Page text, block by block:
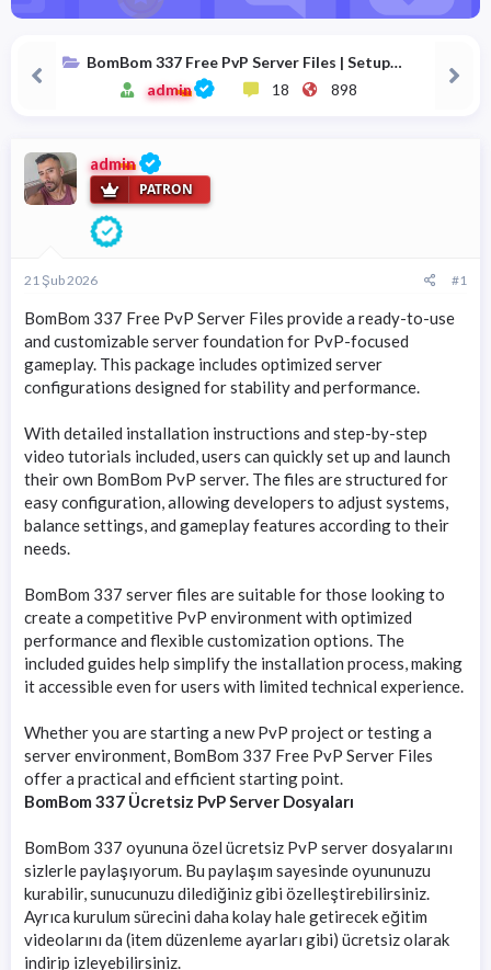
n
a
h
i
BomBom 337 Free PvP Server Files | Setup
Guide & Video Tutorials Included
admin 18 898
admin
PATRON
21 Şub 2026 #1
BomBom 337 Free PvP Server Files provide a ready-to-use
and customizable server foundation for PvP-focused
gameplay. This package includes optimized server
configurations designed for stability and performance.
With detailed installation instructions and step-by-step
video tutorials included, users can quickly set up and launch
their own BomBom PvP server. The files are structured for
easy configuration, allowing developers to adjust systems,
balance settings, and gameplay features according to their
needs.
BomBom 337 server files are suitable for those looking to
create a competitive PvP environment with optimized
performance and flexible customization options. The
included guides help simplify the installation process, making
it accessible even for users with limited technical experience.
Whether you are starting a new PvP project or testing a
server environment, BomBom 337 Free PvP Server Files
offer a practical and efficient starting point.
BomBom 337 Ücretsiz PvP Server Dosyaları
BomBom 337 oyununa özel ücretsiz PvP server dosyalarını
sizlerle paylaşıyorum. Bu paylaşım sayesinde oyununuzu
kurabilir, sunucunuzu dilediğiniz gibi özelleştirebilirsiniz.
Ayrıca kurulum sürecini daha kolay hale getirecek eğitim
videolarını da (item düzenleme ayarları gibi) ücretsiz olarak
indirip izleyebilirsiniz.